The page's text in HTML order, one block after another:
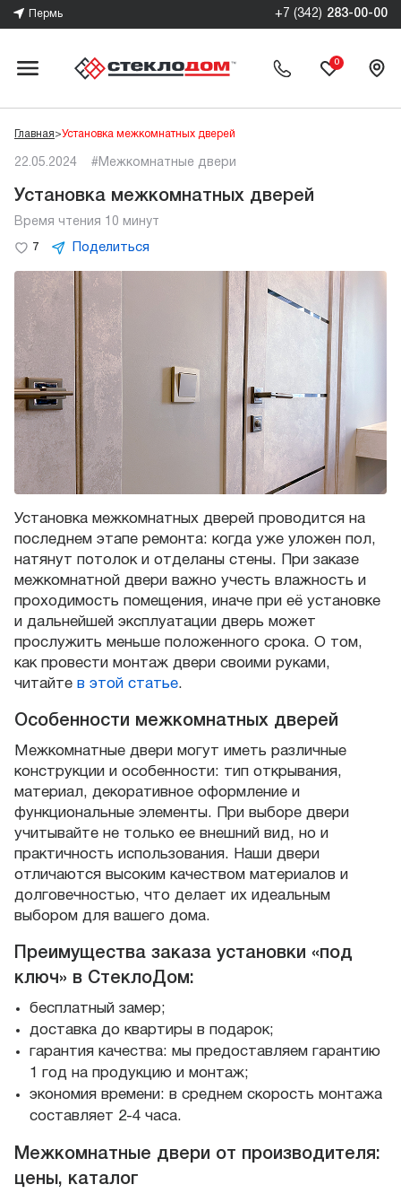
Пермь +7 (342) 283-00-00
0
Главная>Установка межкомнатных дверей
22.05.2024 #Межкомнатные двери
Установка межкомнатных дверей
Время чтения 10 минут
7 Поделиться
Установка межкомнатных дверей проводится на
последнем этапе ремонта: когда уже уложен пол,
натянут потолок и отделаны стены. При заказе
межкомнатной двери важно учесть влажность и
проходимость помещения, иначе при её установке
и дальнейшей эксплуатации дверь может
прослужить меньше положенного срока. О том,
как провести монтаж двери своими руками,
читайте в этой статье.
Особенности межкомнатных дверей
Межкомнатные двери могут иметь различные
конструкции и особенности: тип открывания,
материал, декоративное оформление и
функциональные элементы. При выборе двери
учитывайте не только ее внешний вид, но и
практичность использования. Наши двери
отличаются высоким качеством материалов и
долговечностью, что делает их идеальным
выбором для вашего дома.
Преимущества заказа установки «под
ключ» в СтеклоДом:
бесплатный замер;
доставка до квартиры в подарок;
гарантия качества: мы предоставляем гарантию
1 год на продукцию и монтаж;
экономия времени: в среднем скорость монтажа
составляет 2-4 часа.
Межкомнатные двери от производителя:
цены, каталог